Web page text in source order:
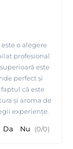
o alegere
profesional
este
perfect și
că este
și aroma de
experiențe.
Da Nu (0/0)